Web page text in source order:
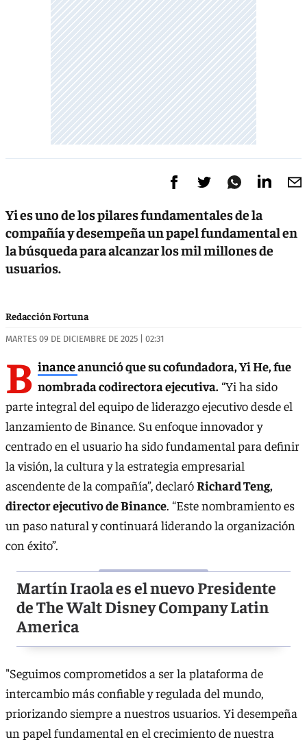
Yi es uno de los pilares fundamentales de la
compañía y desempeña un papel fundamental en
la búsqueda para alcanzar los mil millones de
usuarios.
Redacción Fortuna
MARTES 09 DE DICIEMBRE DE 2025 | 02:31
B inanceanunció que su cofundadora, Yi He, fue
nombrada codirectora ejecutiva.“Yi ha sido
parte integral del equipo de liderazgo ejecutivo desde el
lanzamiento de Binance. Su enfoque innovador y
centrado en el usuario ha sido fundamental para deﬁnir
la visión, la cultura y la estrategia empresarial
ascendente de la compañía”, declaróRichard Teng,
director ejecutivo de Binance. “Este nombramiento es
un paso natural y continuará liderando la organización
con éxito”.
Martín Iraola es el nuevo Presidente
de The Walt Disney Company Latin
America
"Seguimos comprometidos a ser la plataforma de
intercambio más conﬁable y regulada del mundo,
priorizando siempre a nuestros usuarios. Yi desempeña
un papel fundamental en el crecimiento de nuestra